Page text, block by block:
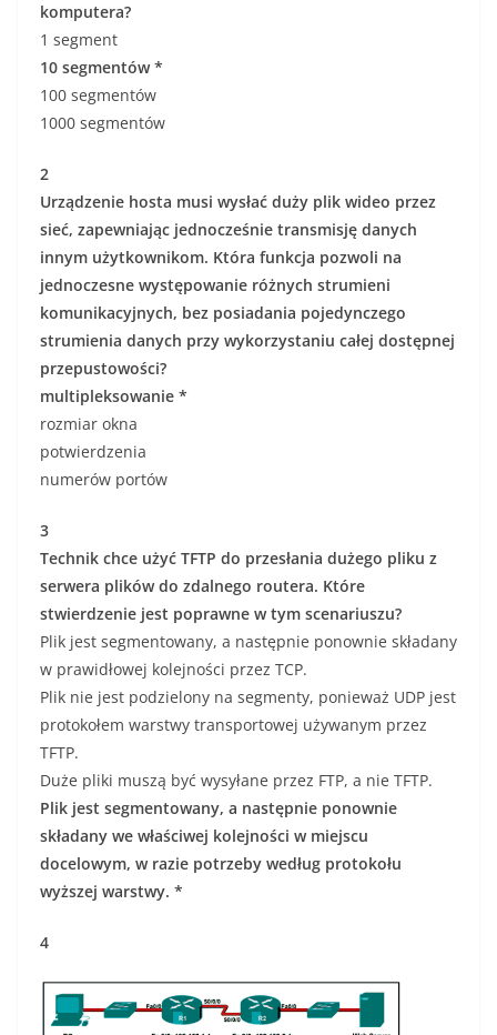
komputera?
1 segment
10 segmentów *
100 segmentów
1000 segmentów
2
Urządzenie hosta musi wysłać duży plik wideo przez
sieć, zapewniając jednocześnie transmisję danych
innym użytkownikom. Która funkcja pozwoli na
jednoczesne występowanie różnych strumieni
komunikacyjnych, bez posiadania pojedynczego
strumienia danych przy wykorzystaniu całej dostępnej
przepustowości?
multipleksowanie *
rozmiar okna
potwierdzenia
numerów portów
3
Technik chce użyć TFTP do przesłania dużego pliku z
serwera plików do zdalnego routera. Które
stwierdzenie jest poprawne w tym scenariuszu?
Plik jest segmentowany, a następnie ponownie składany
w prawidłowej kolejności przez TCP.
Plik nie jest podzielony na segmenty, ponieważ UDP jest
protokołem warstwy transportowej używanym przez
TFTP.
Duże pliki muszą być wysyłane przez FTP, a nie TFTP.
Plik jest segmentowany, a następnie ponownie
składany we właściwej kolejności w miejscu
docelowym, w razie potrzeby według protokołu
wyższej warstwy. *
4